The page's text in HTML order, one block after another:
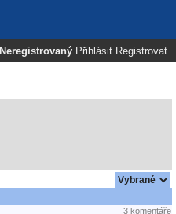
Neregistrovaný Přihlásit Registrovat
3 komentáře